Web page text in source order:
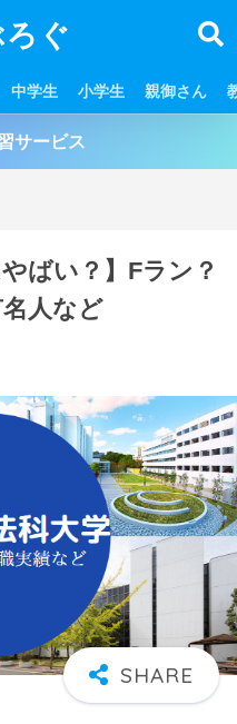
ぐ
中学生 小学生 親御さん
サービス
ばい？】Fラン？
人など